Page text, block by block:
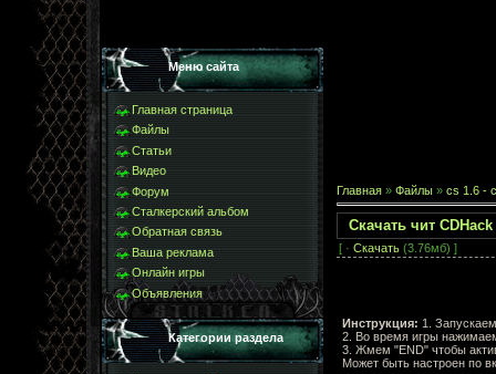
Меню сайта
Главная страница
Файлы
Статьи
Видео
Форум
Сталкерский альбом
Обратная связь
Ваша реклама
Онлайн игры
Объявления
Категории раздела
Главная » Файлы » cs 1.6 -
Скачать чит
[ · Скачать (3.76мб) ]
Инструкция: 1.
2. Во время игры
3. Жмем "END" чтобы
Может быть настроен по